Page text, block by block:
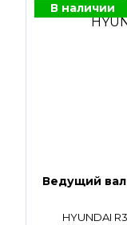
В наличии
Ведущий вал
HYUNDAI